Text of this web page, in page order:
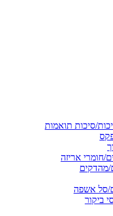
סיכות תואמות
חומרי אריזה
מהדקים
סל אשפה
ביקור